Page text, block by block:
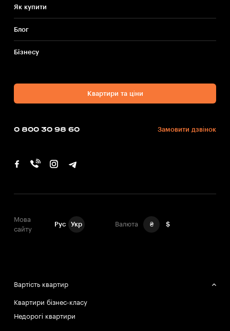
Як купити
Блог
Бiзнесу
Квартири та ціни
0 800 30 98 60 Замовити дзвінок
Мова
сайту
Рус Укр Валюта ₴ $
Вартість квартир
Квартири бізнес-класу
Недорогі квартири